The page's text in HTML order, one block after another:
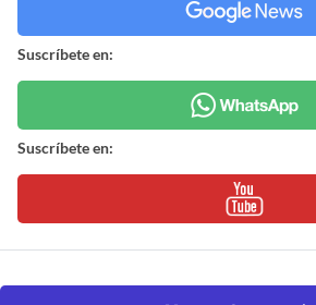
Suscríbete en:
Suscríbete en: